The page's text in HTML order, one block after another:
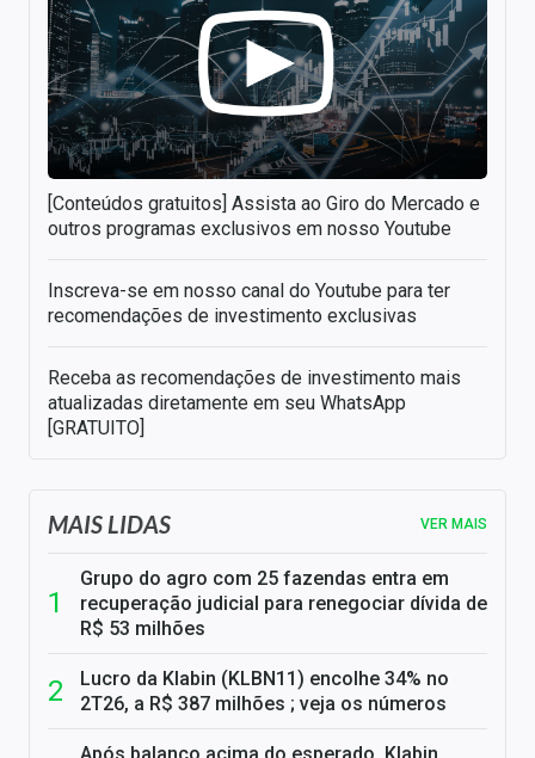
[Conteúdos gratuitos] Assista ao Giro do Mercado e
outros programas exclusivos em nosso Youtube
Inscreva-se em nosso canal do Youtube para ter
recomendações de investimento exclusivas
Receba as recomendações de investimento mais
atualizadas diretamente em seu WhatsApp
[GRATUITO]
MAIS LIDAS VER MAIS
Grupo do agro com 25 fazendas entra em
recuperação judicial para renegociar dívida de
R$ 53 milhões
Lucro da Klabin (KLBN11) encolhe 34% no
2T26, a R$ 387 milhões ; veja os números